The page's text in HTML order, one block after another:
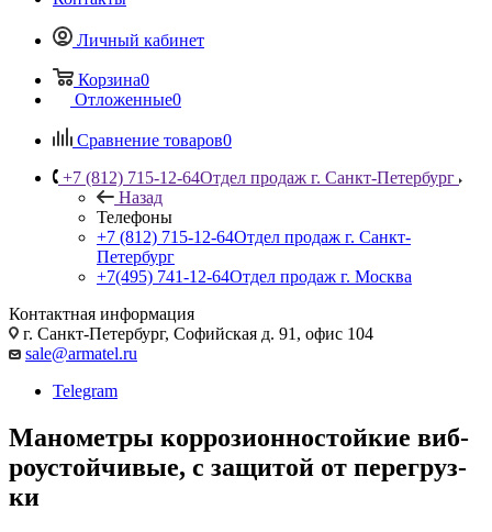
Личный кабинет
Корзина0
Отложенные0
Сравнение товаров0
+7 (812) 715-12-64Отдел продаж г. Санкт-Петербург
Назад
Телефоны
+7 (812) 715-12-64Отдел продаж г. Санкт-
Петербург
+7(495) 741-12-64Отдел продаж г. Москва
Контактная информация
г. Санкт-Петербург, Софийская д. 91, офис 104
sale@armatel.ru
Telegram
Манометры кор­ро­зи­он­но­стой­кие виб­
ро­ус­той­чи­вые, с за­щи­той от пе­ре­груз­
ки